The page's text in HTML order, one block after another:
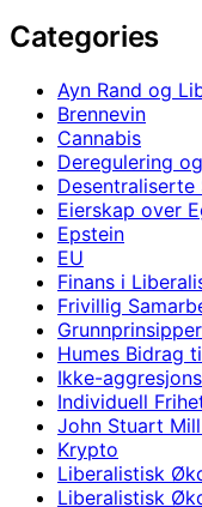
Categories
Ayn Rand og
Brennevin
Cannabis
Deregulering
Eierskap over
Epstein
EU
Finans i
Frivillig
Humes Bidrag
Ikke-
Individuell
John Stuart
Krypto
Liberalistisk
Liberalistisk